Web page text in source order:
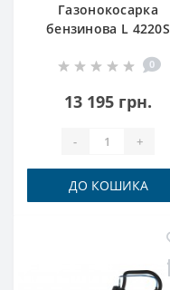
Газонокосарка
бензинова L 4220S
0
13 195 грн.
- +
ДО КОШИКА